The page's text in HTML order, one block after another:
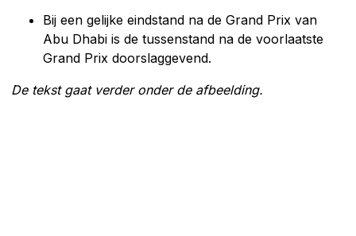
Bij een gelijke eindstand na de Grand Prix van
Abu Dhabi is de tussenstand na de voorlaatste
Grand Prix doorslaggevend.
De tekst gaat verder onder de afbeelding.